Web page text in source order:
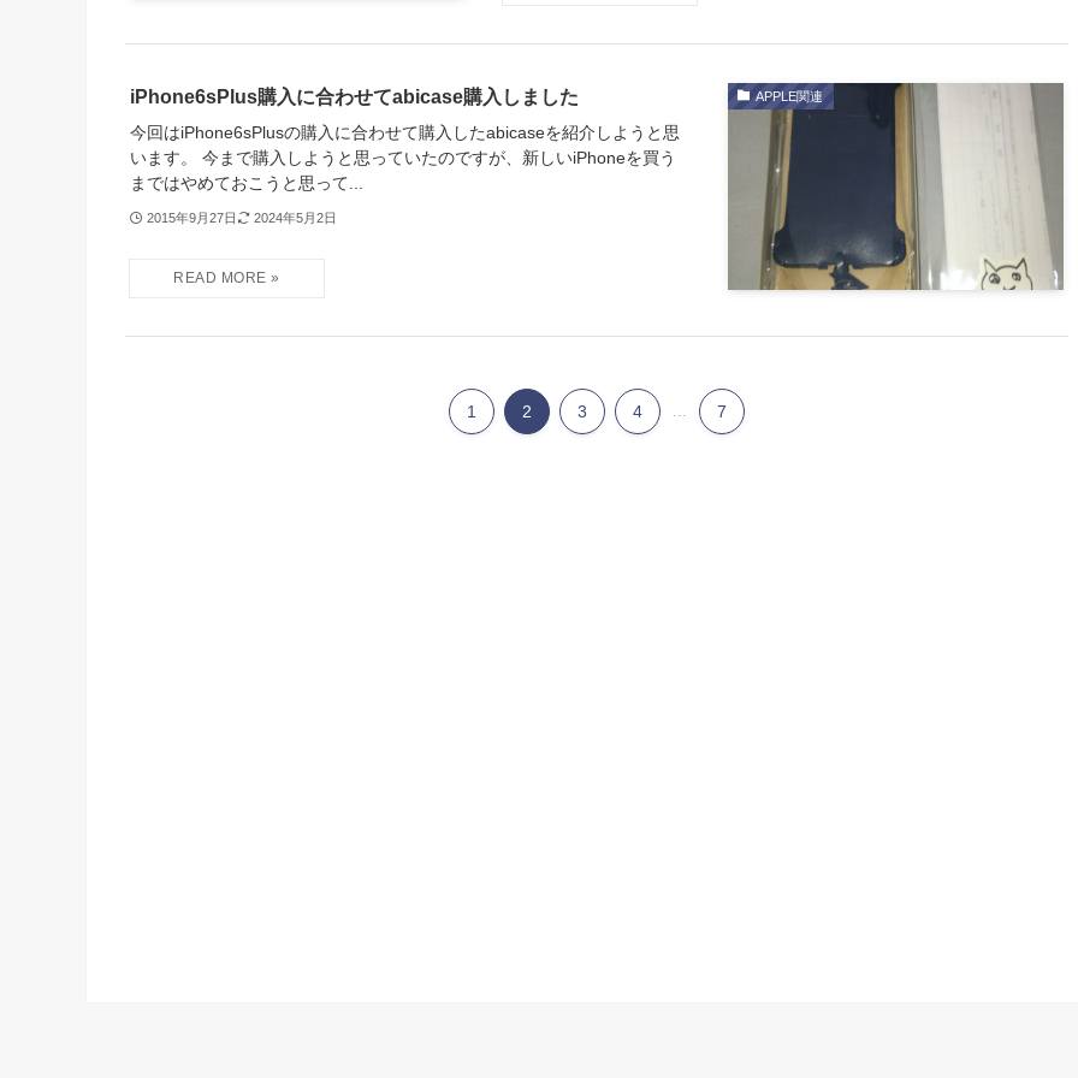
APPLE関連
iPhone6sPlus購入に合わせてabicase購入しました
今回はiPhone6sPlusの購入に合わせて購入したabicaseを紹介しようと思
います。 今まで購入しようと思っていたのですが、新しいiPhoneを買う
まではやめておこうと思って...
2015年9月27日 2024年5月2日
1 2 3 4 ... 7